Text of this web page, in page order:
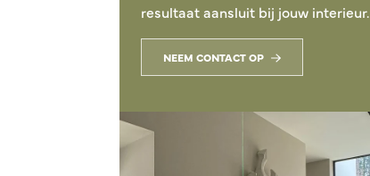
resultaat aansluit bij jouw interieur.
NEEM CONTACT OP